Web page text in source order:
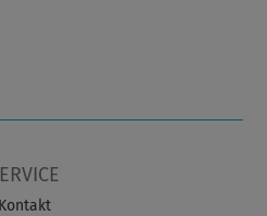
Kontakt